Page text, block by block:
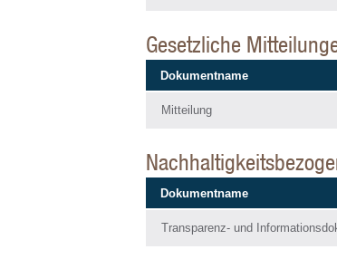
Gesetzliche
Dokumentname
Mitteilung
Dokumentname
Transparenz- und